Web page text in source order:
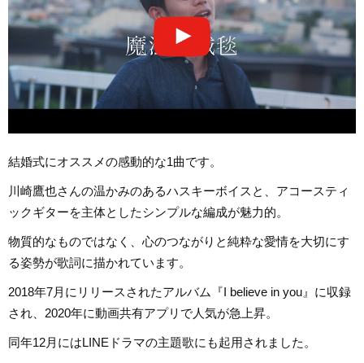
結婚式にオススメの感動的な1曲です。
川崎鷹也さんの温かみのあるハスキーボイスと、アコースティ
ックギターを主体としたシンプルな編成が魅力的。
物質的なものではなく、心のつながりと純粋な愛情を大切にす
る姿勢が歌詞に描かれています。
2018年7月にリリースされたアルバム『I believe in you』に収録
され、2020年に動画共有アプリで人気が急上昇。
同年12月にはLINEドラマの主題歌にも起用されました。